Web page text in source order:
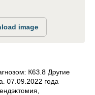
image
К63.8 Другие
07.09.2022 года